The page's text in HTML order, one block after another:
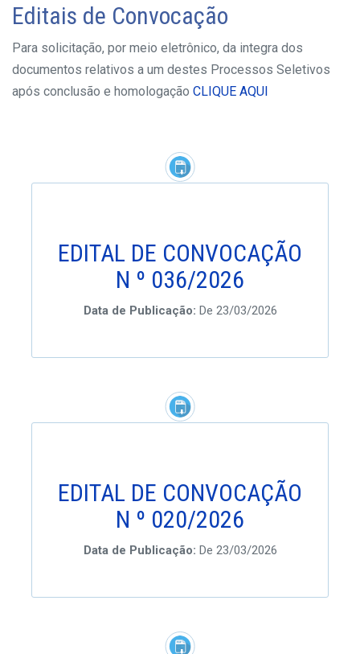
Editais de Convocação
Para solicitação, por meio eletrônico, da integra dos
documentos relativos a um destes Processos Seletivos
após conclusão e homologação CLIQUE AQUI
EDITAL DE CONVOCAÇÃO
N º 036/2026
Data de Publicação: De 23/03/2026
EDITAL DE CONVOCAÇÃO
N º 020/2026
Data de Publicação: De 23/03/2026